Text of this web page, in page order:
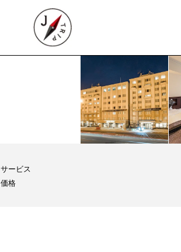
サービス
価格